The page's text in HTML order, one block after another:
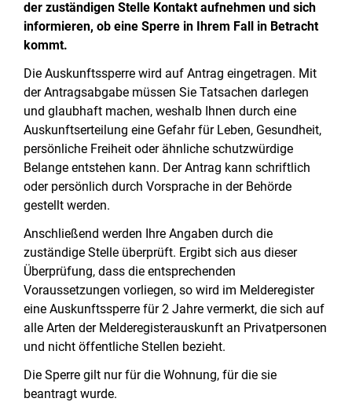
der zuständigen Stelle Kontakt aufnehmen und sich
informieren, ob eine Sperre in Ihrem Fall in Betracht
kommt.
Die Auskunftssperre wird auf Antrag eingetragen. Mit
der Antragsabgabe müssen Sie Tatsachen darlegen
und glaubhaft machen, weshalb Ihnen durch eine
Auskunftserteilung eine Gefahr für Leben, Gesundheit,
persönliche Freiheit oder ähnliche schutzwürdige
Belange entstehen kann. Der Antrag kann schriftlich
oder persönlich durch Vorsprache in der Behörde
gestellt werden.
Anschließend werden Ihre Angaben durch die
zuständige Stelle überprüft. Ergibt sich aus dieser
Überprüfung, dass die entsprechenden
Voraussetzungen vorliegen, so wird im Melderegister
eine Auskunftssperre für 2 Jahre vermerkt, die sich auf
alle Arten der Melderegisterauskunft an Privatpersonen
und nicht öffentliche Stellen bezieht.
Die Sperre gilt nur für die Wohnung, für die sie
beantragt wurde.